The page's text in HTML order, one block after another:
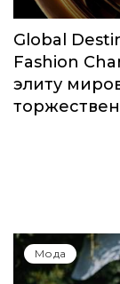
Global
Fashion
элиту
Мода